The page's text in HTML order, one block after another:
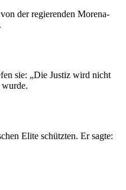
der regierenden Morena-
sie: „Die Justiz wird nicht
wurde.
Elite schützten. Er sagte: